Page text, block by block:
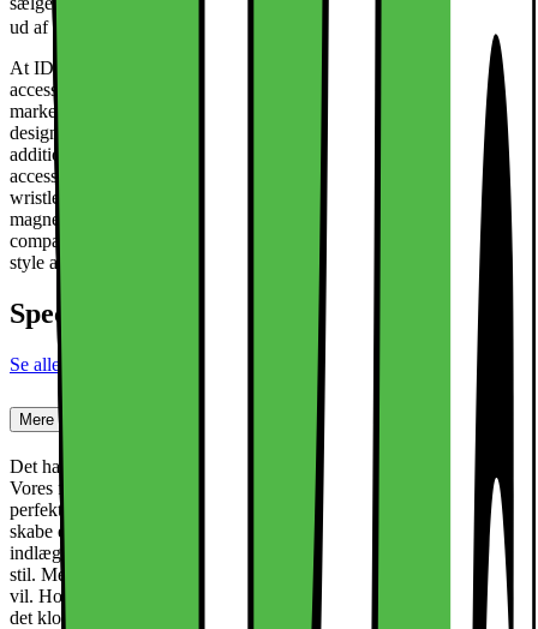
ud af 5 stjerner.
At IDEAL OF SWEDEN, you'll find stylish and functional mobile
accessories for many of the most popular phone models on the
market. Our products are made from carefully selected materials and
designed with both appearance and functionality in mind. In
addition to phone cases, we offer a wide range of bags and mobile
accessories, such as screen protectors, phone rings, holders,
wristlets, phone straps, and card holders. Many of our products are
magnetic for easier use or have other features like MagSafe
compatibility. At IDEAL OF SWEDEN, there's something for every
style and taste.
Specifikationer
Se alle specifikationer
Mere om produktet
Det har aldrig været nemmere at specialtilpasse dit mobilcover.
Vores fantastiske Print Packs er indlæg, der er designet til at passe
perfekt mellem din telefon og et gennemsigtigt cover, så du kan
skabe et alsidigt og tilpasningsdygtigt look. Hvert sæt indeholder to
indlæg, hvilket giver dig endnu flere muligheder for at opdatere din
stil. Med et bredt udvalg af designs kan du nemt skifte look, når du
vil. Holdbare og lette – disse indlæg smykker dit cover uden at gøre
det klodset.